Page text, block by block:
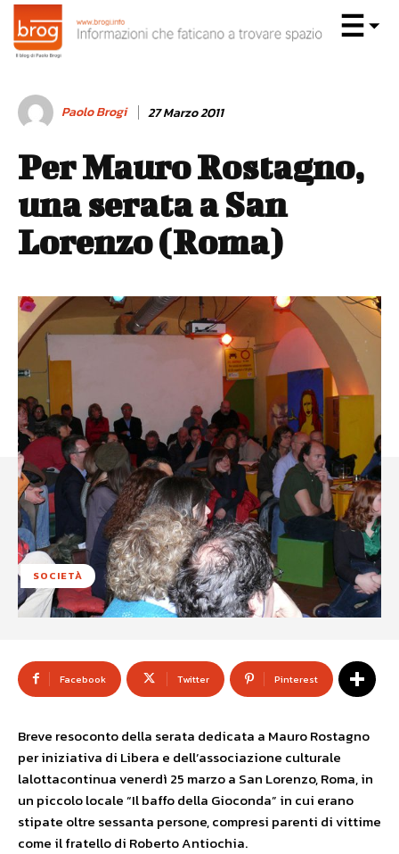
Paolo Brogi 27 Marzo 2011
Per Mauro Rostagno,
una serata a San
Lorenzo (Roma)
SOCIETÀ
Facebook Twitter Pinterest
Breve resoconto della serata dedicata a Mauro Rostagno
per iniziativa di Libera e dell’associazione culturale
lalottacontinua venerdì 25 marzo a San Lorenzo, Roma, in
un piccolo locale “Il baffo della Gioconda” in cui erano
stipate oltre sessanta persone, compresi parenti di vittime
come il fratello di Roberto Antiochia.